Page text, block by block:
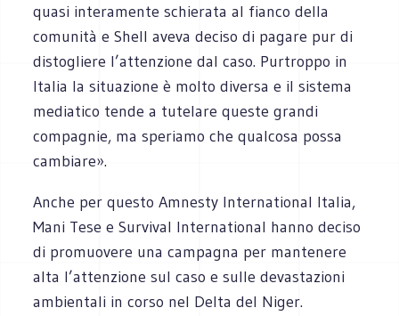
quasi interamente schierata al fianco della
comunità e Shell aveva deciso di pagare pur di
distogliere l’attenzione dal caso. Purtroppo in
Italia la situazione è molto diversa e il sistema
mediatico tende a tutelare queste grandi
compagnie, ma speriamo che qualcosa possa
cambiare».
Anche per questo Amnesty International Italia,
Mani Tese e Survival International hanno deciso
di promuovere una campagna per mantenere
alta l’attenzione sul caso e sulle devastazioni
ambientali in corso nel Delta del Niger.